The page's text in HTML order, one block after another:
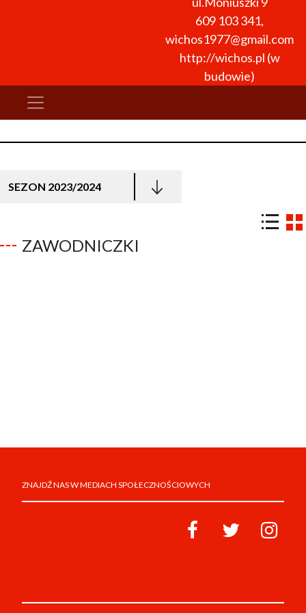
609 103 341,
wichos1977@gmail.com
http://wichos.pl (w
budowie)
SEZON 2023/2024
ZAWODNICZKI
ZNAJDŹ NAS W MEDIACH SPOŁECZNOŚCIOWYCH